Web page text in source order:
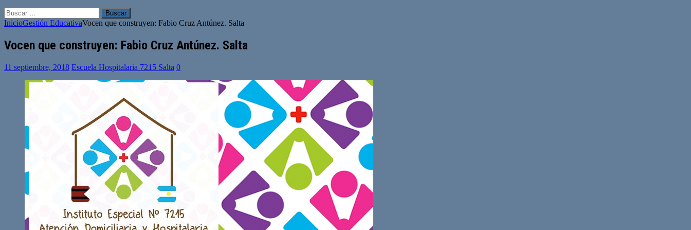
Buscar:
InicioGestión EducativaVocen que construyen: Fabio Cruz Antúnez. Salta
Vocen que construyen: Fabio Cruz Antúnez. Salta
11 septiembre, 2018 Escuela Hospitalaria 7215 Salta 0